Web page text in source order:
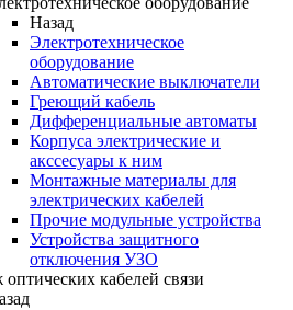
Назад
Электротехническое
оборудование
Автоматические выключатели
Греющий кабель
Дифференциальные автоматы
Корпуса электрические и
акссесуары к ним
Монтажные материалы для
электрических кабелей
Прочие модульные устройства
Устройства защитного
отключения УЗО
кабелей связи